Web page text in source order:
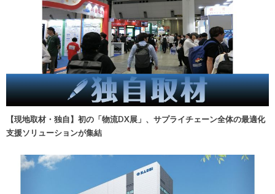
【現地取材・独自】初の「物流DX展」、サプライチェーン全体の最適化
支援ソリューションが集結